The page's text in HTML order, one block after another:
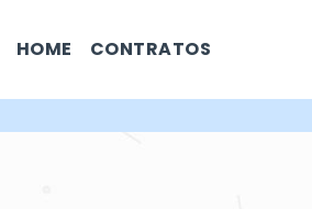
HOME CONTRATOS